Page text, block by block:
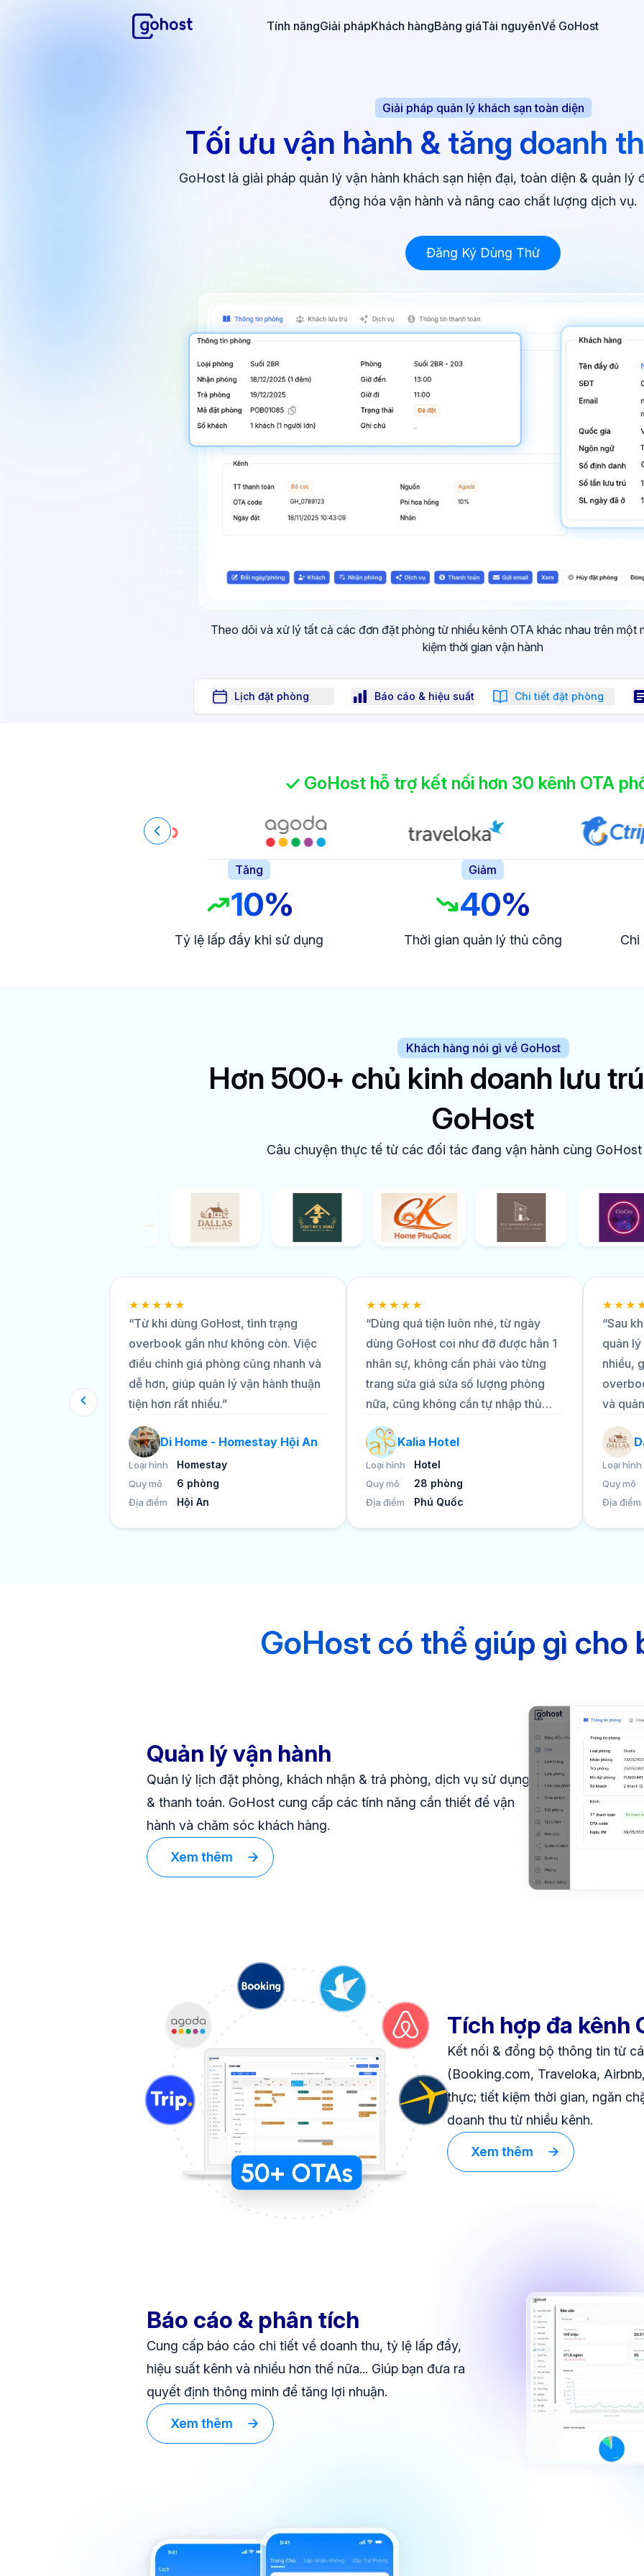
GoHost Tính năngGiải phápKhách hàngBảng giáTài nguyênVề GoHost
Giải pháp quản lý khách sạn toàn diện
Tối ưu vận hành & tăng doanh
GoHost là giải pháp quản lý vận hành khách sạn hiện đại, toàn diện & quản lý
động hóa vận hành và nâng cao chất lượng dịch vụ.
Đăng Ký Dùng Thử
Theo dõi và xử lý tất cả các đơn đặt phòng từ nhiều kênh OTA khác nhau trên một
kiệm thời gian vận hành
Lịch đặt phòng Báo cáo & hiệu suất Chi tiết đặt phòng
GoHost hỗ trợ kết nối hơn 30 kênh OTA
Tăng
10%
Tỷ lệ lấp đầy khi sử dụng
Giảm
40%
Thời gian quản lý thủ công Chi
Khách hàng nói gì về GoHost
Hơn 500+ chủ kinh doanh lưu
GoHost
Câu chuyện thực tế từ các đối tác đang vận hành cùng
hỗ trợ nhiệt
★★★★★
“Từ khi dùng GoHost, tình trạng
overbook gần như không còn. Việc
điều chỉnh giá phòng cũng nhanh và
dễ hơn, giúp quản lý vận hành thuận
tiện hơn rất nhiều.”
Di Home - Homestay Hội An
Loại hình Homestay
Quy mô 6 phòng
Địa điểm Hội An
★★★★★
“Dùng quá tiện luôn nhé, từ ngày
dùng GoHost coi như đỡ được hẳn 1
nhân sự, không cần phải vào từng
trang sửa giá sửa số lượng phòng
nữa, cũng không cần tự nhập thủ
công vào sheet như trước nữa, bên
support thì nhiệt tình, thắc mắc gì là
được giải quyết ngay. 10 điểm nhé!”
Kalia Hotel
Loại hình Hotel
Quy mô 28 phòng
Địa điểm Phú Quốc
“Sau
quản
nhiều,
và
thời
phòng.
hỗ trợ
tổng
Loại hình
Quy mô
Địa điểm
GoHost có thể giúp gì cho
Quản lý vận hành
Quản lý lịch đặt phòng, khách nhận & trả phòng, dịch vụ sử dụng
& thanh toán. GoHost cung cấp các tính năng cần thiết để vận
hành và chăm sóc khách hàng.
Xem thêm
Tích hợp đa kênh
Kết nối & đồng bộ thông tin từ
(Booking.com, Traveloka,
thực; tiết kiệm thời gian, ngăn
doanh thu từ nhiều kênh.
Xem thêm
Báo cáo & phân tích
Cung cấp báo cáo chi tiết về doanh thu, tỷ lệ lấp đầy,
hiệu suất kênh và nhiều hơn thế nữa... Giúp bạn đưa ra
quyết định thông minh để tăng lợi nhuận.
Xem thêm